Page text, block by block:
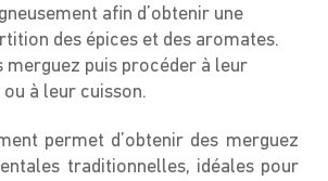
afin d’obtenir une
des épices et des aromates.
merguez puis procéder à leur
à leur cuisson.
permet d’obtenir des merguez
traditionnelles, idéales pour